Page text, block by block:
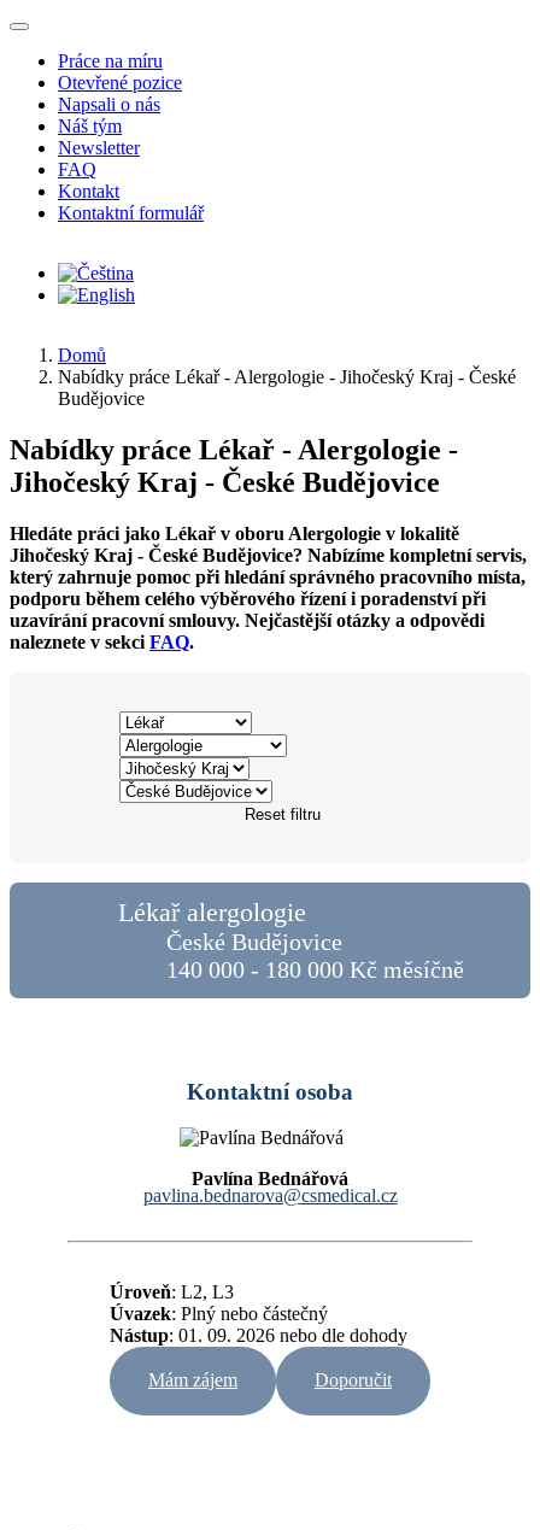
Přejít k hlavnímu obsahu
Práce na míru
Otevřené pozice
Napsali o nás
Náš tým
Newsletter
FAQ
Kontakt
Kontaktní formulář
Domů
Nabídky práce Lékař - Alergologie - Jihočeský Kraj - České
Budějovice
Nabídky práce Lékař - Alergologie -
Jihočeský Kraj - České Budějovice
Hledáte práci jako Lékař v oboru Alergologie v lokalitě
Jihočeský Kraj - České Budějovice? Nabízíme kompletní servis,
který zahrnuje pomoc při hledání správného pracovního místa,
podporu během celého výběrového řízení i poradenství při
uzavírání pracovní smlouvy. Nejčastější otázky a odpovědi
naleznete v sekci FAQ.
Reset filtru
Lékař alergologie
České Budějovice
140 000 - 180 000 Kč měsíčně
Kontaktní osoba
Pavlína Bednářová
pavlina.bednarova@csmedical.cz
Úroveň: L2, L3
Úvazek: Plný nebo částečný
Nástup: 01. 09. 2026 nebo dle dohody
Mám zájem Doporučit